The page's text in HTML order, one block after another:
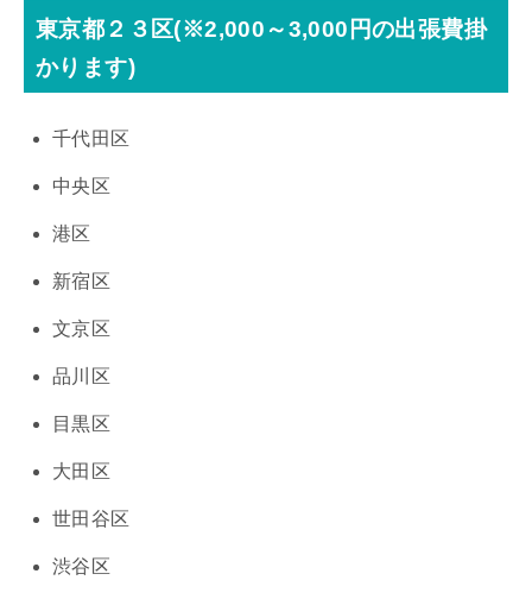
東京都２３区(※2,000～3,000円の出張費掛
かります)
千代田区
中央区
港区
新宿区
文京区
品川区
目黒区
大田区
世田谷区
渋谷区